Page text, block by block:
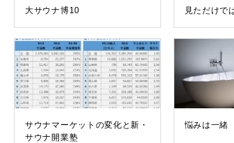
大サウナ博10 見ただけで
サウナマーケットの変化と新・
サウナ開業塾
悩みは一緒